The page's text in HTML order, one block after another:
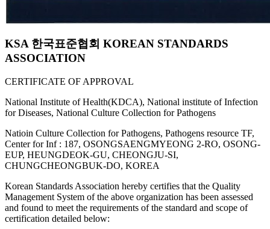
KSA 한국표준협회 KOREAN STANDARDS
ASSOCIATION
CERTIFICATE OF APPROVAL
National Institute of Health(KDCA), National institute of Infection
for Diseases, National Culture Collection for Pathogens
Natioin Culture Collection for Pathogens, Pathogens resource TF,
Center for Inf : 187, OSONGSAENGMYEONG 2-RO, OSONG-
EUP, HEUNGDEOK-GU, CHEONGJU-SI,
CHUNGCHEONGBUK-DO, KOREA
Korean Standards Association hereby certifies that the Quality
Management System of the above organization has been assessed
and found to meet the requirements of the standard and scope of
certification detailed below: